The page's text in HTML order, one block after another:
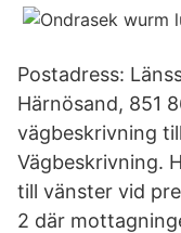
Postadress:
Härnösand, 851
vägbeskrivning
Vägbeskrivning.
till vänster vid
2 där